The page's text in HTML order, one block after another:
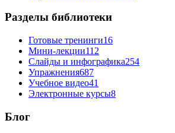
Разделы библиотеки
Готовые тренинги16
Мини-лекции112
Слайды и инфографика254
Упражнения687
Учебное видео41
Электронные курсы8
Блог